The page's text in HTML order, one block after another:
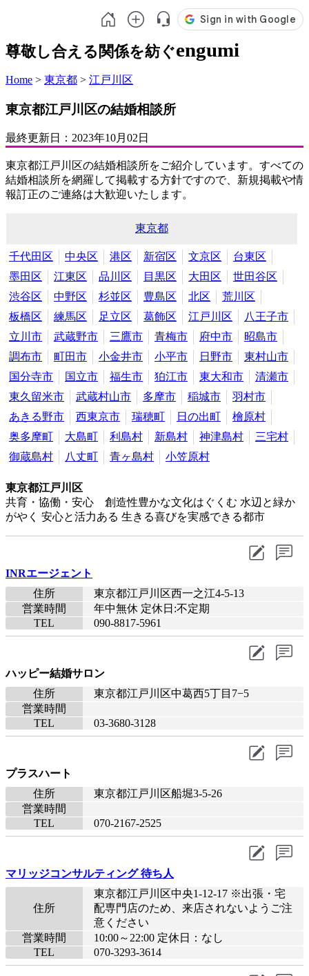
尊敬し合える関係を紡ぐengumi
Home > 東京都 > 江戸川区
東京都江戸川区の結婚相談所
最終更新日： 2023年10月02日
東京都江戸川区の結婚相談所をご紹介しています。すべての
結婚相談所を網羅して掲載する方針ですので、新規掲載や情
報訂正のご連絡は大歓迎いたします。
東京都
千代田区 中央区 港区 新宿区 文京区
台東区
墨田区
江東区 品川区 目黒区 大田区
世田谷区
渋谷区
中野区 杉並区 豊島区 北区
荒川区
板橋区
練馬区 足立区 葛飾区 江戸川区
八王子市
立川市
武蔵野市 三鷹市 青梅市 府中市
昭島市
調布市
町田市 小金井市 小平市 日野市
東村山市
国分寺市
国立市 福生市 狛江市 東大和市
清瀬市
東久留米市
武蔵村山市 多摩市 稲城市
羽村市
あきる野市
西東京市 瑞穂町 日の出町
檜原村
奥多摩町
大島町 利島村 新島村 神津島村
三宅村
御蔵島村
八丈町 青ヶ島村 小笠原村
東京都江戸川区
共育・協働・安心 創造性豊かな文化はぐくむ 水辺と緑か
がやく 安心と活力ある 生きる喜びを実感できる都市
INRエージェント
住所
東京都江戸川区西一之江4-5-13
営業時間
年中無休 定休日:不定期
TEL
090-8817-5961
ハッピー結婚サロン
住所
東京都江戸川区中葛西5丁目7−5
営業時間
TEL
03-3680-3128
プラスハート
住所
東京都江戸川区船堀3-5-26
営業時間
TEL
070-2167-2525
マリッジコンサルティング 待ち人
住所
東京都江戸川区中央1-12-17 ※出張・宅
配専門店のため、来店されないようご注
意ください
営業時間
10:00～22:00 定休日：なし
TEL
070-3293-3614